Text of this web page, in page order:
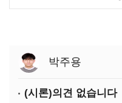
박주용
(시론)의견 없습니다